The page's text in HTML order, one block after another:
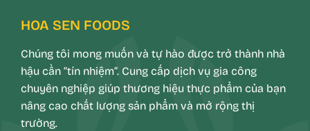
HOA SEN FOODS
Chúng tôi mong muốn và tự hào được trở thành nhà
hậu cần “tín nhiệm”. Cung cấp dịch vụ gia công
chuyên nghiệp giúp thương hiệu thực phẩm của bạn
nâng cao chất lượng sản phẩm và mở rộng thị
trường.